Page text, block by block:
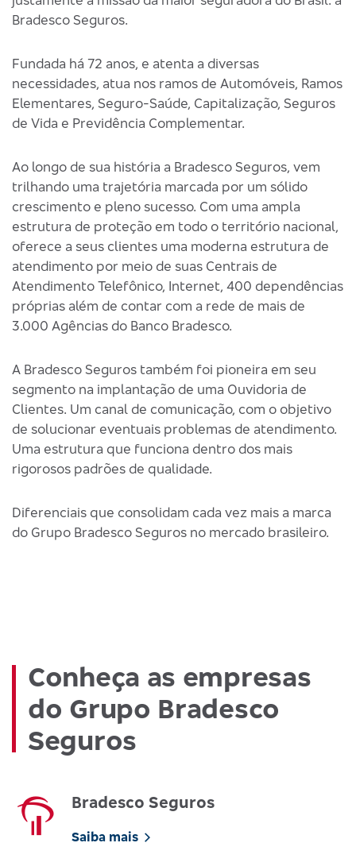
Bradesco Seguros.
Fundada há 72 anos, e atenta a diversas
necessidades, atua nos ramos de Automóveis, Ramos
Elementares, Seguro-Saúde, Capitalização, Seguros
de Vida e Previdência Complementar.
Ao longo de sua história a Bradesco Seguros, vem
trilhando uma trajetória marcada por um sólido
crescimento e pleno sucesso. Com uma ampla
estrutura de proteção em todo o território nacional,
oferece a seus clientes uma moderna estrutura de
atendimento por meio de suas Centrais de
Atendimento Telefônico, Internet, 400 dependências
próprias além de contar com a rede de mais de
3.000 Agências do Banco Bradesco.
A Bradesco Seguros também foi pioneira em seu
segmento na implantação de uma Ouvidoria de
Clientes. Um canal de comunicação, com o objetivo
de solucionar eventuais problemas de atendimento.
Uma estrutura que funciona dentro dos mais
rigorosos padrões de qualidade.
Diferenciais que consolidam cada vez mais a marca
do Grupo Bradesco Seguros no mercado brasileiro.
Conheça as empresas
do Grupo Bradesco
Seguros
Bradesco Seguros
Saiba mais